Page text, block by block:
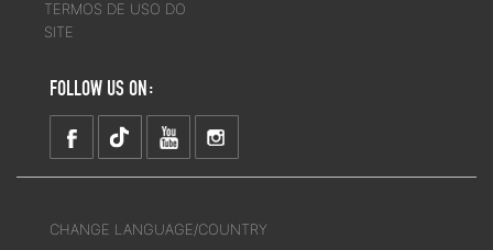
TERMOS DE USO DO
SITE
FOLLOW US ON:
CHANGE LANGUAGE/COUNTRY